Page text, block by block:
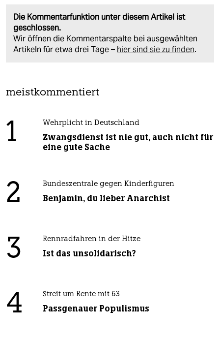
Die Kommentarfunktion unter diesem Artikel ist
geschlossen.
Wir öffnen die Kommentarspalte bei ausgewählten
Artikeln für etwa drei Tage – hier sind sie zu finden.
meistkommentiert
1 Wehrplicht in Deutschland
Zwangsdienst ist nie gut, auch nicht für
eine gute Sache
2 Bundeszentrale gegen Kinderfiguren
Benjamin, du lieber Anarchist
3 Rennradfahren in der Hitze
Ist das unsolidarisch?
4 Streit um Rente mit 63
Passgenauer Populismus